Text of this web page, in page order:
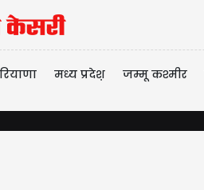
मध्य प्रदेश़ जम्मू कश्मीर